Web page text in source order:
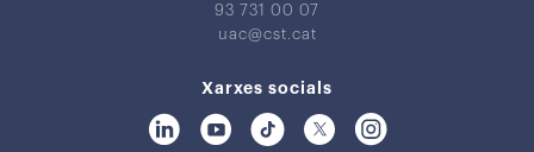
93 731 00 07
uac@cst.cat
Xarxes socials